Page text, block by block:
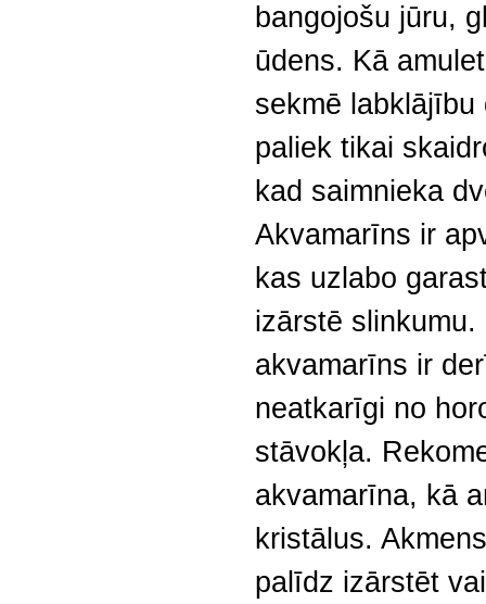
bangojošu jūru,
ūdens. Kā
sekmē
paliek tikai
kad saimnieka
Akvamarīns ir
kas uzlabo
izārstē
akvamarīns ir
neatkarīgi no
stāvokļa.
akvamarīna, kā
kristālus.
palīdz izārstēt